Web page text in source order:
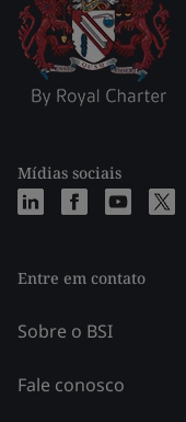
Mídias sociais
Entre em contato
Sobre o BSI
Fale conosco